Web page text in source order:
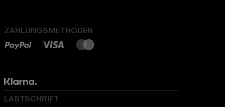
ZAHLUNGSMETHODEN
LASTSCHRIFT